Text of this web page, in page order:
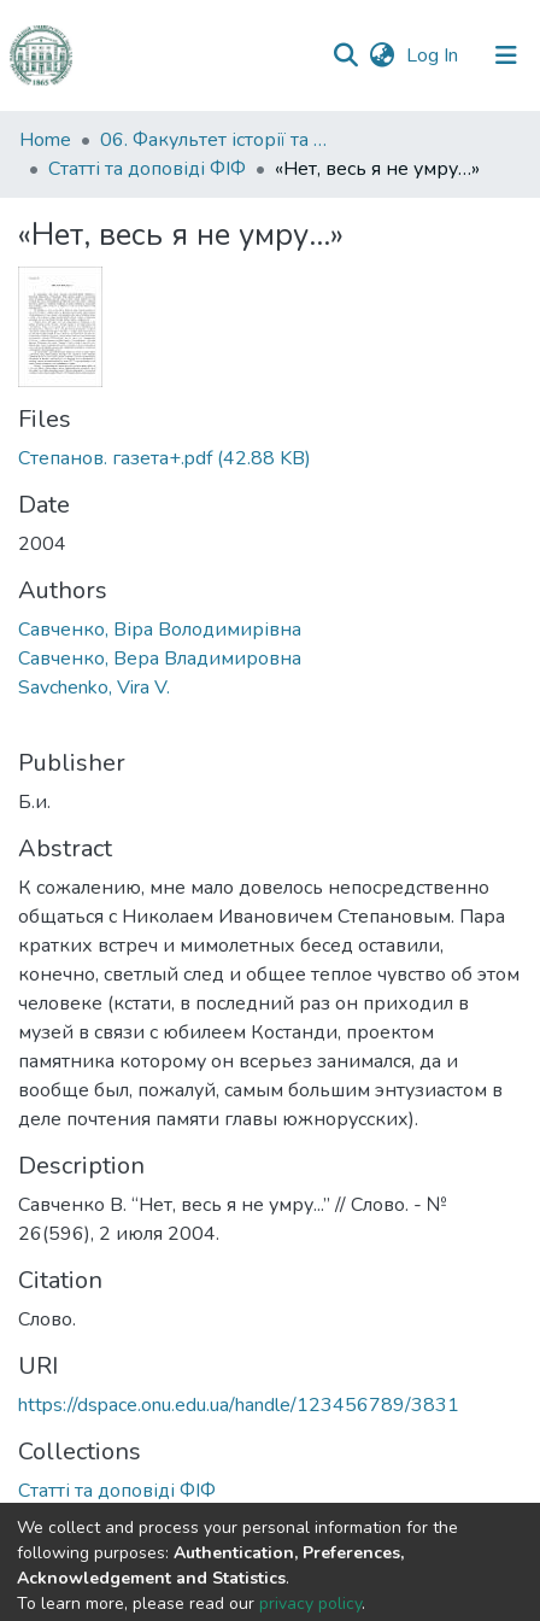
Log In (current)
Communities
&
All of DSpace
Statistics
Home
06. Факультет історії та філософії
Статті та доповіді ФІФ
«Нет, весь я не умру…»
«Нет, весь я не умру…»
Files
Степанов. газета+.pdf(42.88 KB)
Date
2004
Authors
Савченко, Віра Володимирівна
Савченко, Вера Владимировна
Savchenko, Vira V.
Publisher
Б.и.
Abstract
К сожалению, мне мало довелось непосредственно
общаться с Николаем Ивановичем Степановым. Пара
кратких встреч и мимолетных бесед оставили,
конечно, светлый след и общее теплое чувство об этом
человеке (кстати, в последний раз он приходил в
музей в связи с юбилеем Костанди, проектом
памятника которому он всерьез занимался, да и
вообще был, пожалуй, самым большим энтузиастом в
деле почтения памяти главы южнорусских).
Description
Савченко В. “Нет, весь я не умру...” // Слово. - №
26(596), 2 июля 2004.
Citation
Слово.
URI
https://dspace.onu.edu.ua/handle/123456789/3831
Collections
Статті та доповіді ФІФ
Full item page
We collect and process your personal information for the
following purposes: Authentication, Preferences,
Acknowledgement and Statistics.
To learn more, please read our privacy policy.